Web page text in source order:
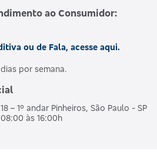
ao Consumidor:
ou de Fala, acesse aqui.
por semana.
– 1º andar Pinheiros, São Paulo - SP
às 16:00h